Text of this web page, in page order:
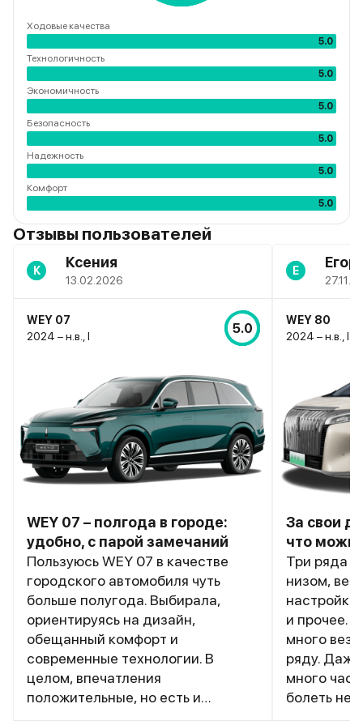
Ходовые качества
5.0
Технологичность
5.0
Экономичность
5.0
Безопасность
5.0
Надежность
5.0
Комфорт
5.0
Отзывы пользователей
К Ксения
13.02.2026
WEY 07
2024 – н.в., I
5.0
WEY 07 – полгода в городе:
удобно, с парой замечаний
Пользуюсь WEY 07 в качестве
городского автомобиля чуть
больше полугода. Выбирала,
ориентируясь на дизайн,
обещанный комфорт и
современные технологии. В
целом, впечатления
положительные, но есть и
Е Егор
WEY 80
2024 – н.в., I
За свои
что
Три ряда
низом,
и прочее.
много
ряду.
много
болеть не